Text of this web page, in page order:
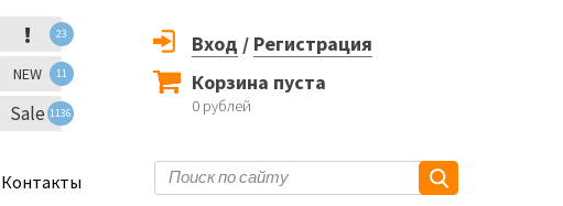
! 23
NEW 11
Sale 1136
Вход / Регистрация
Корзина пуста
0 рублей
Контакты